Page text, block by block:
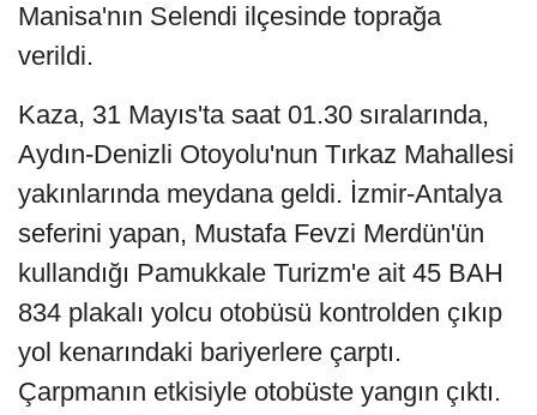
Manisa'nın Selendi ilçesinde toprağa
verildi.
Kaza, 31 Mayıs'ta saat 01.30 sıralarında,
Aydın-Denizli Otoyolu'nun Tırkaz Mahallesi
yakınlarında meydana geldi. İzmir-Antalya
seferini yapan, Mustafa Fevzi Merdün'ün
kullandığı Pamukkale Turizm'e ait 45 BAH
834 plakalı yolcu otobüsü kontrolden çıkıp
yol kenarındaki bariyerlere çarptı.
Çarpmanın etkisiyle otobüste yangın çıktı.